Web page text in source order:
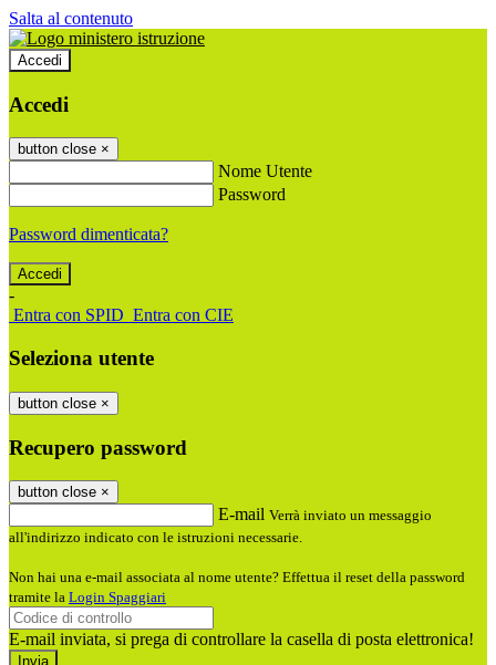
Salta al contenuto
Accedi
Accedi
button close ×
Nome Utente
Password
Password dimenticata?
-
Entra con SPID Entra con CIE
Seleziona utente
button close ×
Recupero password
button close ×
E-mail Verrà inviato un messaggio
all'indirizzo indicato con le istruzioni necessarie.
Non hai una e-mail associata al nome utente? Effettua il reset della password
tramite la Login Spaggiari
E-mail inviata, si prega di controllare la casella di posta elettronica!